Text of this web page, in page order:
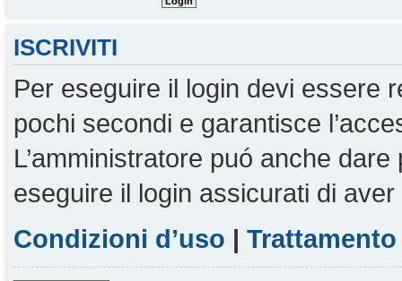
ISCRIVITI
Per eseguire il login devi essere
pochi secondi e garantisce
L’amministratore puó anche
eseguire il login assicurati di
Condizioni d’uso |